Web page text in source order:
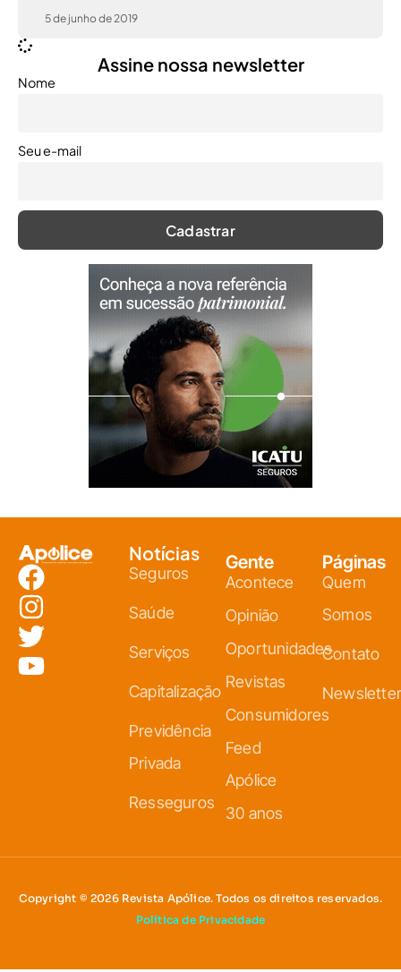
5 de junho de 2019
Assine nossa newsletter
Nome
Seu e-mail
Notícias
Seguros
Saúde
Serviços
Capitalização
Previdência
Privada
Resseguros
Gente
Acontece
Opinião
Oportunidades
Revistas
Consumidores
Feed
Apólice
30 anos
Páginas
Quem
Somos
Contato
Newsletter
Copyright © 2026 Revista Apólice. Todos os direitos reservados.
Política de Privacidade